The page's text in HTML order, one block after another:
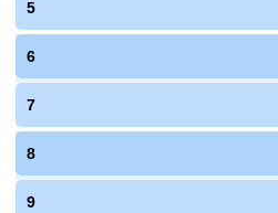
5
6
7
8
9